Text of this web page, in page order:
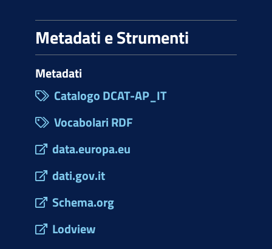
Metadati e Strumenti
Metadati
Catalogo DCAT-AP_IT
Vocabolari RDF
data.europa.eu
dati.gov.it
Schema.org
Lodview